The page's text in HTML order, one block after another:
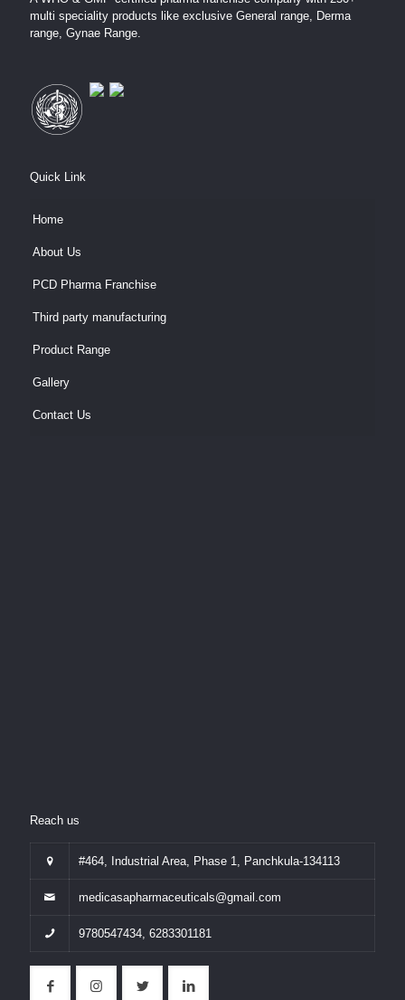
multi speciality products like exclusive General range, Derma
range, Gynae Range.
Quick Link
Home
About Us
PCD Pharma Franchise
Third party manufacturing
Product Range
Gallery
Contact Us
Reach us
#464, Industrial Area, Phase 1, Panchkula-134113
medicasapharmaceuticals@gmail.com
9780547434 6283301181